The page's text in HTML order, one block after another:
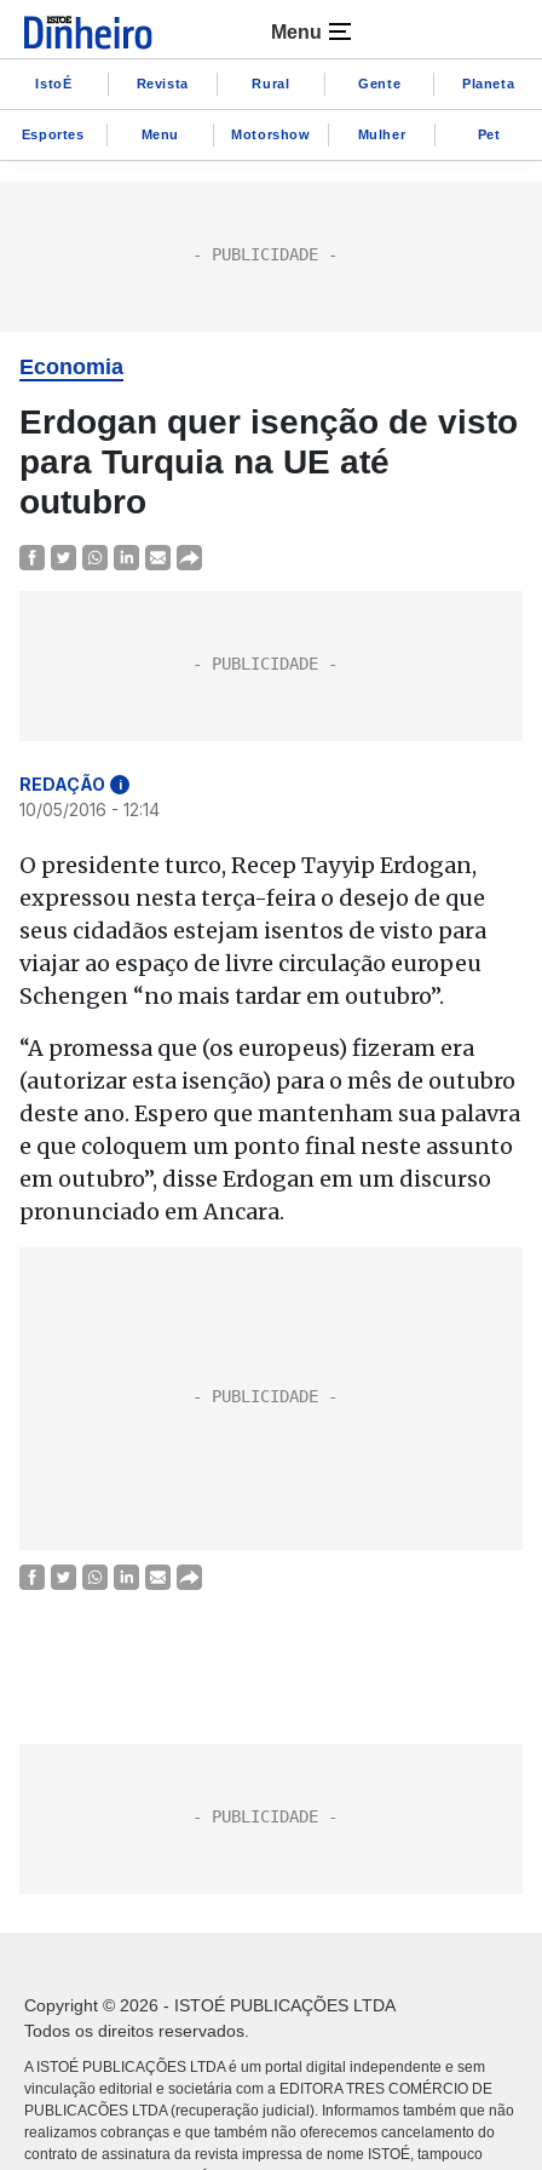
Menu
IstoÉ Revista Rural Gente Planeta
Esportes Menu Motorshow Mulher Pet
Economia
Erdogan quer isenção de visto
para Turquia na UE até
outubro
REDAÇÃO i
10/05/2016 - 12:14
O presidente turco, Recep Tayyip Erdogan,
expressou nesta terça-feira o desejo de que
seus cidadãos estejam isentos de visto para
viajar ao espaço de livre circulação europeu
Schengen “no mais tardar em outubro”.
“A promessa que (os europeus) fizeram era
(autorizar esta isenção) para o mês de outubro
deste ano. Espero que mantenham sua palavra
e que coloquem um ponto final neste assunto
em outubro”, disse Erdogan em um discurso
pronunciado em Ancara.
Copyright © 2026 - ISTOÉ PUBLICAÇÕES LTDA
Todos os direitos reservados.
A ISTOÉ PUBLICAÇÕES LTDA é um portal digital independente e sem
vinculação editorial e societária com a EDITORA TRES COMÉRCIO DE
PUBLICACÕES LTDA (recuperação judicial). Informamos também que não
realizamos cobranças e que também não oferecemos cancelamento do
contrato de assinatura da revista impressa de nome ISTOÉ, tampouco